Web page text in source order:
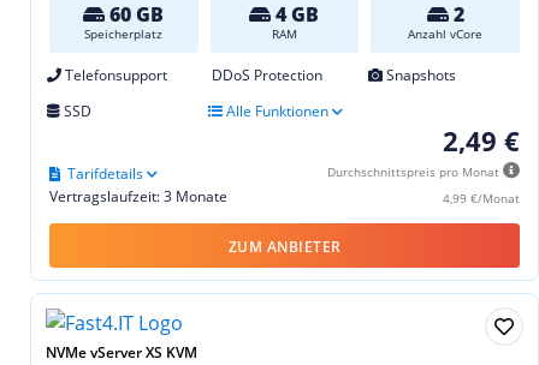
60 GB
Speicherplatz
4 GB
RAM
2
Anzahl vCore
Telefonsupport DDoS Protection
Snapshots
SSD
Alle Funktionen
2,49 €
Durchschnittspreis pro Monat
4,99 €/Monat
Vertragslaufzeit: 3 Monate
Tarifdetails
ZUM ANBIETER
NVMe vServer XS KVM